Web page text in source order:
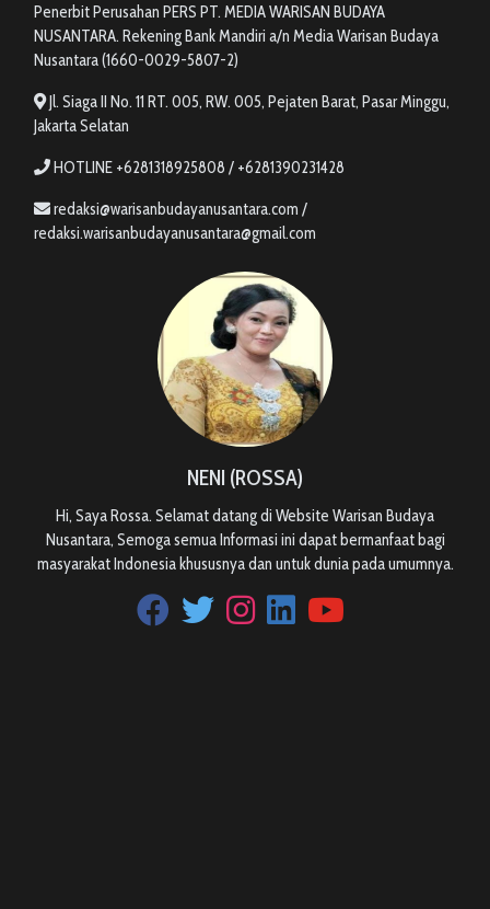
Penerbit Perusahan PERS PT. MEDIA WARISAN BUDAYA
NUSANTARA. Rekening Bank Mandiri a/n Media Warisan Budaya
Nusantara (1660-0029-5807-2)
Jl. Siaga II No. 11 RT. 005, RW. 005, Pejaten Barat, Pasar Minggu,
Jakarta Selatan
HOTLINE +6281318925808 / +6281390231428
redaksi@warisanbudayanusantara.com /
redaksi.warisanbudayanusantara@gmail.com
NENI (ROSSA)
Hi, Saya Rossa. Selamat datang di Website Warisan Budaya
Nusantara, Semoga semua Informasi ini dapat bermanfaat bagi
masyarakat Indonesia khususnya dan untuk dunia pada umumnya.